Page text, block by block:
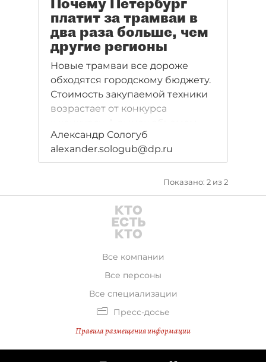
платит за трамваи в
два раза больше, чем
другие регионы
Новые трамваи все дороже
обходятся городскому бюджету.
Стоимость закупаемой техники
возрастает от конкурса
не менее 20 млрд рублей
осваивают неизвестные фирмы
и компании, близкие к топ–
"Трансмашхолдинга".
Александр Сологуб
alexander.sologub@dp.ru
Показано: 2 из 2
Все компании
Все персоны
Все специализации
Пресс-досье
Правила размещения информации